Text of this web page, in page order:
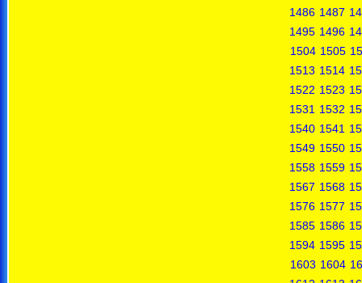
1486 1487
1495 1496
1504 1505
1513 1514
1522 1523
1531 1532
1540 1541
1549 1550
1558 1559
1567 1568
1576 1577
1585 1586
1594 1595
1603 1604